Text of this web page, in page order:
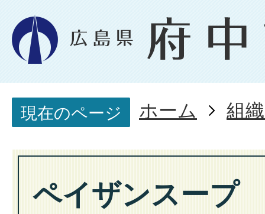
現在のページ ホーム 組
ペイザンスープ